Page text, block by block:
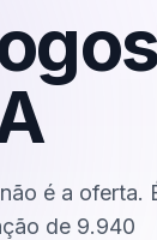
é a oferta.
de 9.940